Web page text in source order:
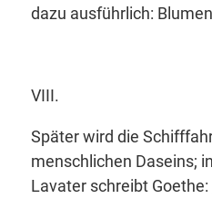
dazu ausführlich:
VIII.
Später wird die
menschlichen Daseins;
Lavater schreibt Goethe: